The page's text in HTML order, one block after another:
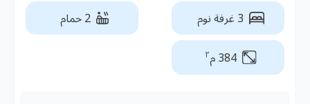
3 غرفة نوم 2 حمام
384 م ٢